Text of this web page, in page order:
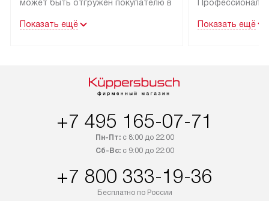
может быть отгружен покупателю в
специальным лейблом
дополнительно. Возможна
Показать ещё
эксплуатации
Показать ещё
+7 495 165-07-71
Пн-Пт:с 8:00 до 22:00
Сб-Вс:с 9:00 до 22:00
+7 800 333-19-36
Бесплатно по России